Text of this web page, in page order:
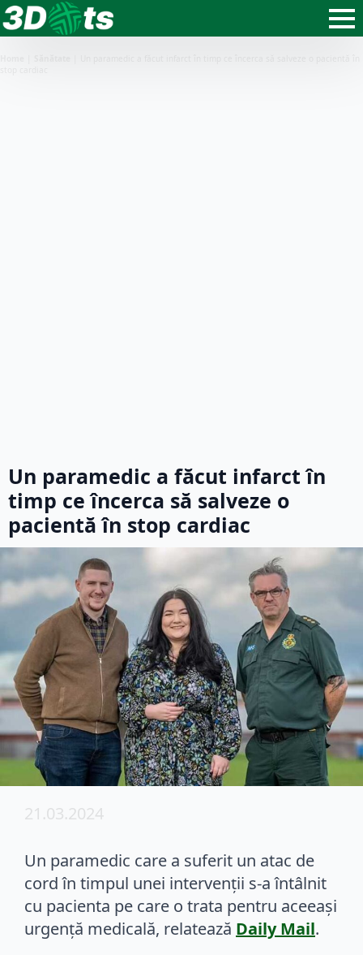
Un paramedic a făcut infarct în
timp ce încerca să salveze o
pacientă în stop cardiac
21.03.2024
Un paramedic care a suferit un atac de
cord în timpul unei intervenții s-a întâlnit
cu pacienta pe care o trata pentru aceeași
urgență medicală, relatează Daily Mail.